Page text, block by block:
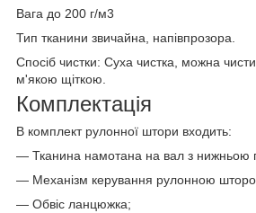
Вага до 200 г/м3
Тип тканини звичайна, напівпрозора.
Спосіб чистки: Суха чистка, можна
м'якою щіткою.
Комплектація
В комплект рулонної штори входить:
— Тканина намотана на вал з нижньою
— Механізм керування рулонною
— Обвіс ланцюжка;